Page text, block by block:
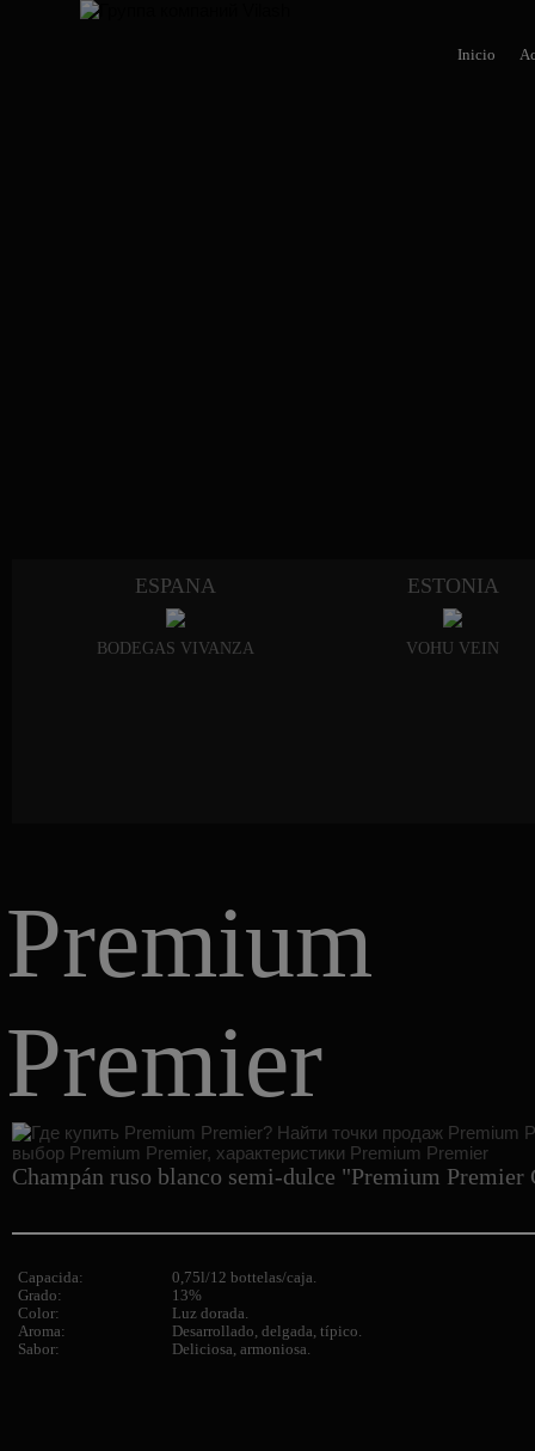
Inicio
ESPANA
BODEGAS VIVANZA
ESTONIA
VOHU VEIN
Premium
Premier
Champán ruso blanco semi-dulce "Premium Premier
Capacida:
0,75l/12 bottelas/caja.
Grado:
13%
Color:
Luz dorada.
Aroma:
Desarrollado, delgada, típico.
Sabor:
Deliciosa, armoniosa.